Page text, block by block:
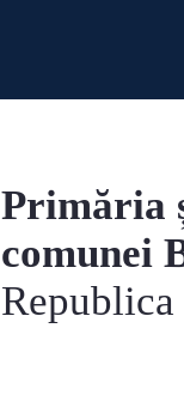
Primăria
comunei